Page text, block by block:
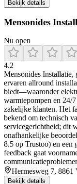
Bekijk details
Mensonides
Nu open
4.2
Mensonides Installatie,
ervaren allround
biedt—waaronder
warmtepompen en 24/
zakelijke klanten. Het
bekend om technisch
servicegerichtheid; dit
onafhankelijke
8.5 op Trustoo) en een
feedback gaat
Hermesweg 7,
Bekijk details